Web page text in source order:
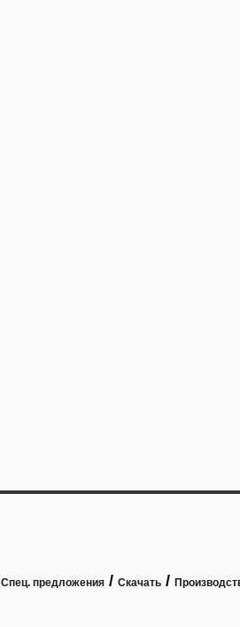
Спец. предложения / Скачать /